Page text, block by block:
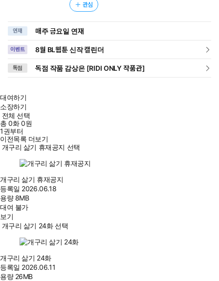
관심
연재 매주 금요일 연재
이벤트 8월 BL웹툰 신작 캘린더
독점 독점 작품 감상은 [RIDI ONLY 작품관]
대여하기
소장하기
전체 선택
총0화0원
1권부터
이전목록 더보기
개구리 삶기 휴재공지 선택
개구리 삶기 휴재공지
등록일 2026.06.18
용량 8MB
대여 불가
보기
개구리 삶기 24화 선택
개구리 삶기 24화
등록일 2026.06.11
용량 26MB